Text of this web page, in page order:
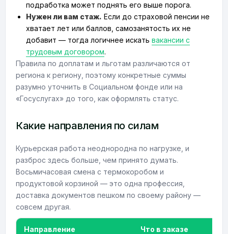
подработка может поднять его выше порога.
Нужен ли вам стаж. Если до страховой пенсии не
хватает лет или баллов, самозанятость их не
добавит — тогда логичнее искать вакансии с
трудовым договором.
Правила по доплатам и льготам различаются от
региона к региону, поэтому конкретные суммы
разумно уточнить в Социальном фонде или на
«Госуслугах» до того, как оформлять статус.
Какие направления по силам
Курьерская работа неоднородна по нагрузке, и
разброс здесь больше, чем принято думать.
Восьмичасовая смена с термокоробом и
продуктовой корзиной — это одна профессия,
доставка документов пешком по своему району —
совсем другая.
Направление Что в заказе